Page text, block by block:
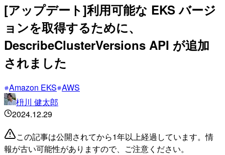
[アップデート]利用可能な EKS バージ
ョンを取得するために、
DescribeClusterVersions API が追加
されました
Amazon EKS AWS
枡川 健太郎
2024.12.29
この記事は公開されてから1年以上経過しています。情
報が古い可能性がありますので、ご注意ください。